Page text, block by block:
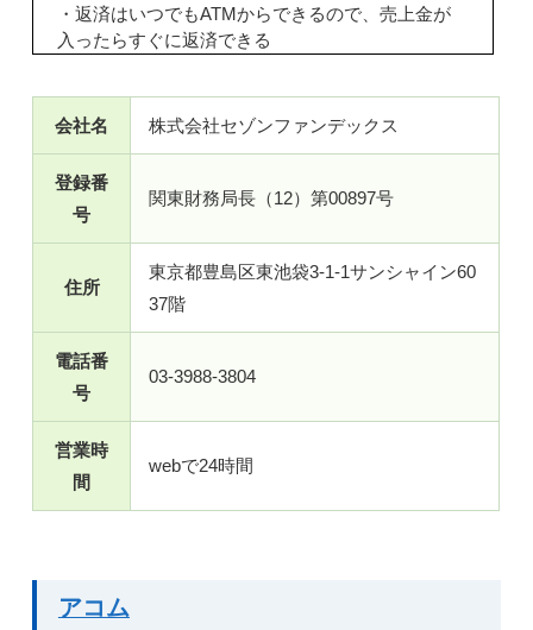
・返済はいつでもATMからできるので、売上金が
入ったらすぐに返済できる
会社名 株式会社セゾンファンデックス
登録番
号
関東財務局長（12）第00897号
住所
東京都豊島区東池袋3-1-1サンシャイン60
37階
電話番
号
03-3988-3804
営業時
間
webで24時間
アコム